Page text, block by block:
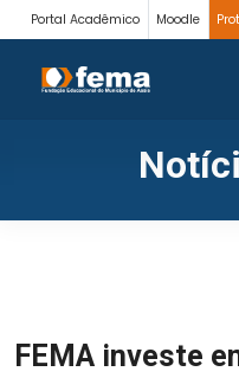
Portal Acadêmico Moodle
FEMA investe